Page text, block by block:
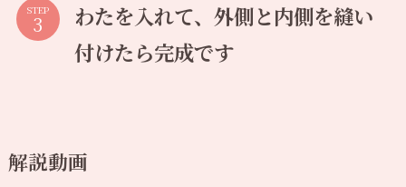
STEP
わたを入れて、外側と内側を縫い
付けたら完成です
解説動画